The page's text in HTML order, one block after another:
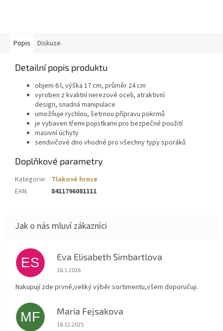
Popis Diskuze
Detailní popis produktu
objem 6 l, výška 17 cm, průměr 24 cm
vyroben z kvalitní nerezové oceli, atraktivní
design, snadná manipulace
umožňuje rychlou, šetrnou přípravu pokrmů
je vybaven třemi pojistkami pro bezpečné použití
masivní úchyty
sendvičové dno vhodné pro všechny typy sporáků
Doplňkové parametry
Kategorie: Tlakové hrnce
EAN: 8411796081111
ES Eva Elisabeth Simbartlova
Hodnocení obchodu je 5 z 5 hvězdiček.
18.1.2026
Nakupují zde prvně,veliký výběr sortimentu,všem doporučuji.
MF Maria Fejsakova
Hodnocení obchodu je 5 z 5 hvězdiček.
18.12.2025